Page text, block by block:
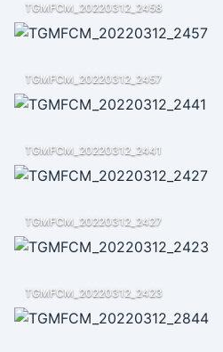
TGMFCM_20220312_2458
TGMFCM_20220312_2457
TGMFCM_20220312_2441
TGMFCM_20220312_2427
TGMFCM_20220312_2423